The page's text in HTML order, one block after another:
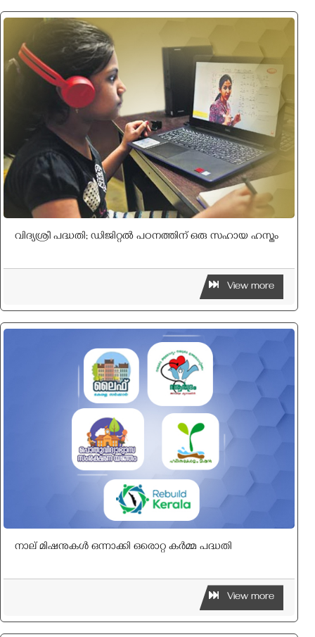
വിദ്യശ്രീ പദ്ധതി; ഡിജിറ്റൽ പഠനത്തിന് ഒരു സഹായ ഹസ്തം
View more
നാല് മിഷനുകൾ ഒന്നാക്കി ഒരൊറ്റ കർമ്മ പദ്ധതി
View more